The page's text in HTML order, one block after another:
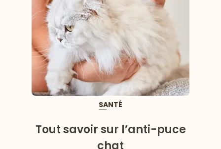
SANTÉ
Tout savoir sur l’anti-puce
chat